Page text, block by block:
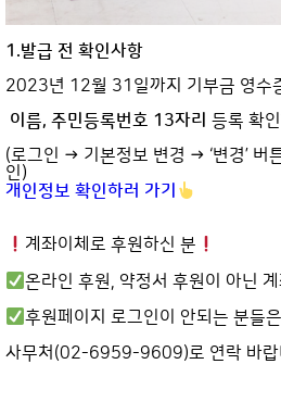
1.발급 전 확인사항
2023년 12월 31일까지 기부금 영수
이름, 주민등록번호 13자리 등록 확인
(로그인 → 기본정보 변경 → ‘변경’ 버
인)
개인정보 확인하러 가기
계좌이체로 후원하신 분
온라인 후원, 약정서 후원이 아닌
후원페이지 로그인이 안되는 분들은
사무처(02-6959-9609)로 연락 바랍